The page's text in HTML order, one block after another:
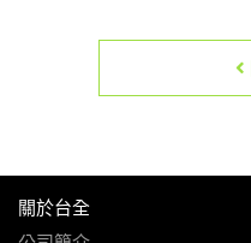
關於台全